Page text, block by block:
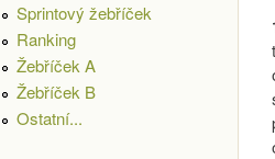
Sprintový žebříček
Ranking
Žebříček A
Žebříček B
Ostatní...